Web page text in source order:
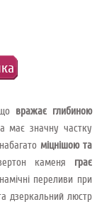
вражає глибиною
має значну частку
міцнішою та
каменя грає
переливи при
дзеркальний люстр